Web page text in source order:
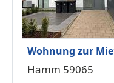
Wohnung zur
Hamm 59065